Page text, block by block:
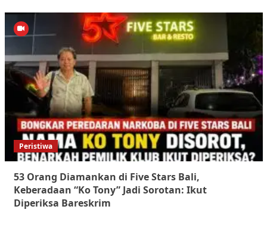
Peristiwa
53 Orang Diamankan di Five Stars Bali,
Keberadaan “Ko Tony” Jadi Sorotan: Ikut
Diperiksa Bareskrim